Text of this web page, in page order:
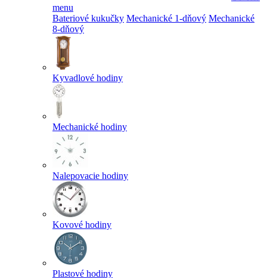
menu
Bateriové kukučky Mechanické 1-dňový Mechanické
8-dňový
Kyvadlové hodiny
Mechanické hodiny
Nalepovacie hodiny
Kovové hodiny
Plastové hodiny